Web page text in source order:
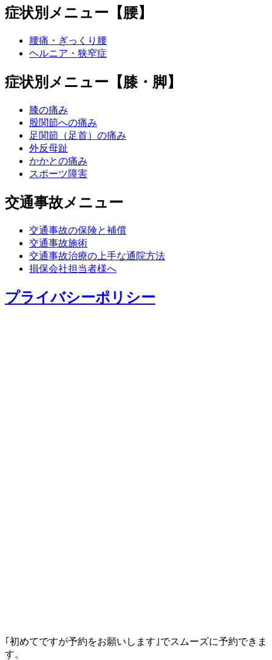
症状別メニュー【腰】
腰痛・ぎっくり腰
ヘルニア・狭窄症
症状別メニュー【膝・脚】
膝の痛み
股関節への痛み
足関節（足首）の痛み
外反母趾
かかとの痛み
スポーツ障害
交通事故メニュー
交通事故の保険と補償
交通事故施術
交通事故治療の上手な通院方法
損保会社担当者様へ
プライバシーポリシー
｢初めてですが予約をお願いします｣でスムーズに予約できま
す。